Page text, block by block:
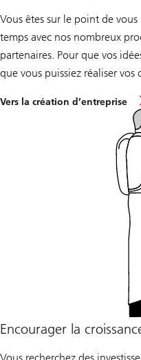
Vous êtes sur le point de
temps avec nos nombreux
partenaires. Pour que vos
que vous puissiez réaliser vos
Vers la création d’entreprise
Encourager la
Vous recherchez des